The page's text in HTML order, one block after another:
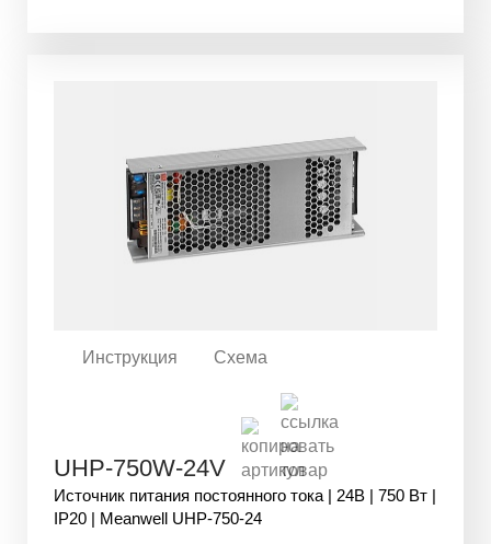
Инструкция Схема
UHP-750W-24V
Источник питания постоянного тока | 24В | 750 Вт |
IP20 | Meanwell UHP-750-24